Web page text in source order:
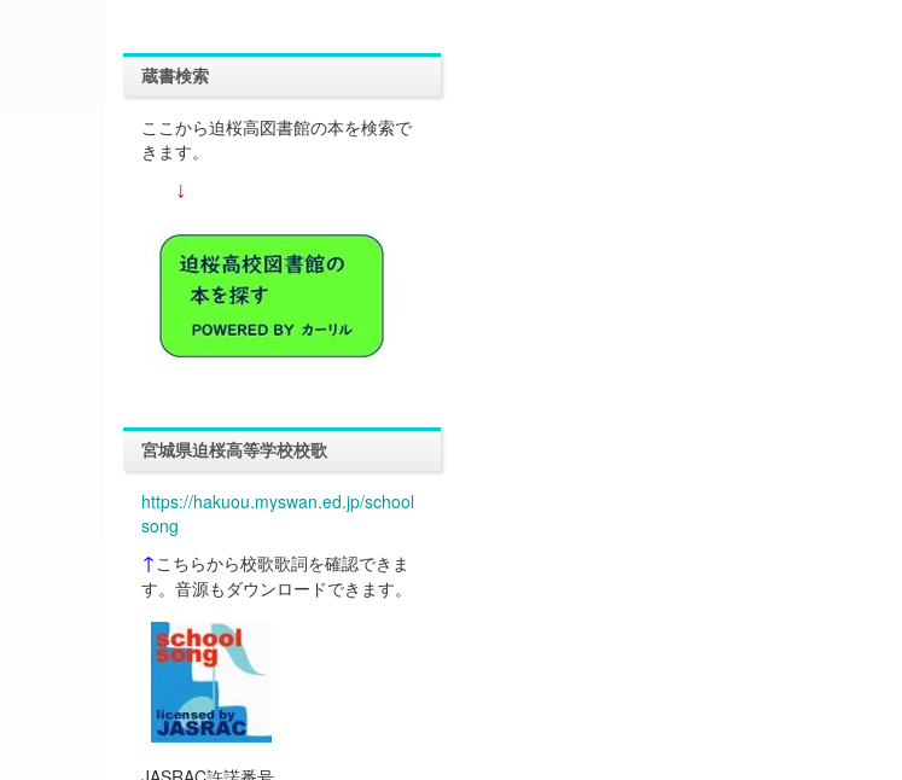
蔵書検索
ここから迫桜高図書館の本を検索で
きます。
↓
宮城県迫桜高等学校校歌
https://hakuou.myswan.ed.jp/school
song
↑ こちらから校歌歌詞を確認できま
す。音源もダウンロードできます。